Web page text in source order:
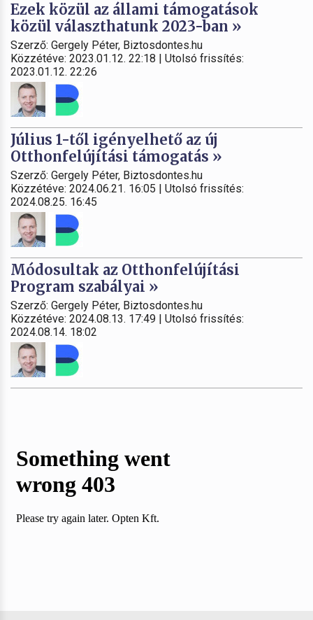
Ezek közül az állami támogatások
közül választhatunk 2023-ban »
Szerző: Gergely Péter, Biztosdontes.hu
Közzétéve: 2023.01.12. 22:18 | Utolsó frissítés:
2023.01.12. 22:26
Július 1-től igényelhető az új
Otthonfelújítási támogatás »
Szerző: Gergely Péter, Biztosdontes.hu
Közzétéve: 2024.06.21. 16:05 | Utolsó frissítés:
2024.08.25. 16:45
Módosultak az Otthonfelújítási
Program szabályai »
Szerző: Gergely Péter, Biztosdontes.hu
Közzétéve: 2024.08.13. 17:49 | Utolsó frissítés:
2024.08.14. 18:02